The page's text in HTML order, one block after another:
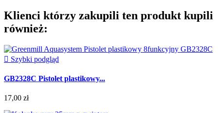
Klienci którzy zakupili ten produkt kupili
również:
 Szybki podgląd
GB2328C Pistolet plastikowy...
17,00 zł